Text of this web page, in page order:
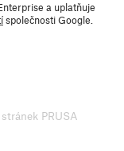
a uplatňuje
společnosti Google.
PRUSA